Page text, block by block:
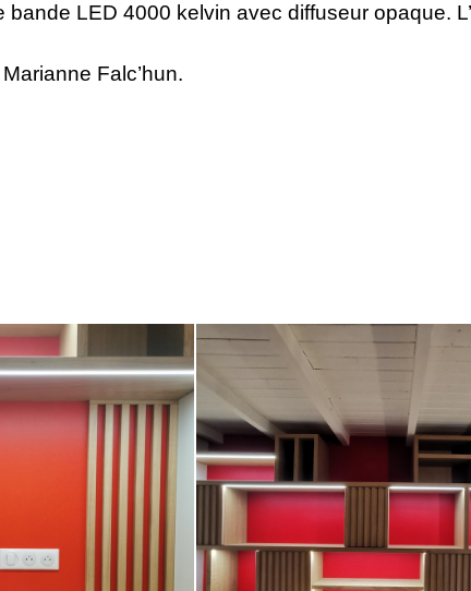
LED 4000 kelvin avec diffuseur opaque.
Falc’hun.